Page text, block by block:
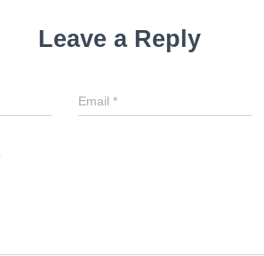
Leave a Reply
Email*